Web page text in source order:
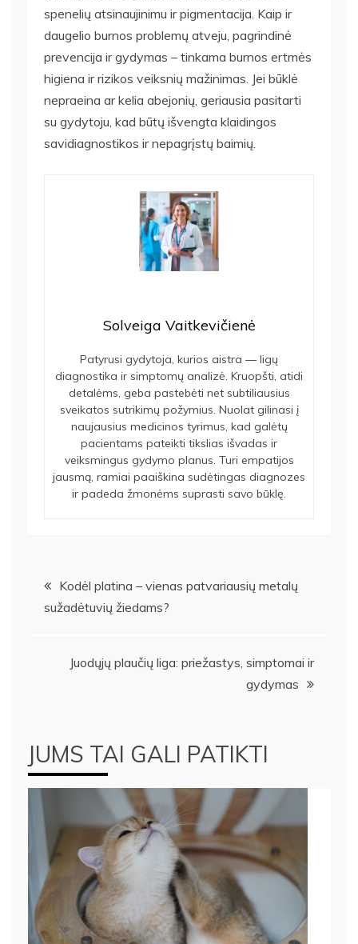
spenelių atsinaujinimu ir pigmentacija. Kaip ir
daugelio burnos problemų atveju, pagrindinė
prevencija ir gydymas – tinkama burnos ertmės
higiena ir rizikos veiksnių mažinimas. Jei būklė
nepraeina ar kelia abejonių, geriausia pasitarti
su gydytoju, kad būtų išvengta klaidingos
savidiagnostikos ir nepagrįstų baimių.
Solveiga Vaitkevičienė
Patyrusi gydytoja, kurios aistra — ligų
diagnostika ir simptomų analizė. Kruopšti, atidi
detalėms, geba pastebėti net subtiliausius
sveikatos sutrikimų požymius. Nuolat gilinasi į
naujausius medicinos tyrimus, kad galėtų
pacientams pateikti tikslias išvadas ir
veiksmingus gydymo planus. Turi empatijos
jausmą, ramiai paaiškina sudėtingas diagnozes
ir padeda žmonėms suprasti savo būklę.
Navigacija
tarp
įrašų
Kodėl platina – vienas patvariausių metalų
sužadėtuvių žiedams?
Juodųjų plaučių liga: priežastys, simptomai ir
gydymas
JUMS TAI GALI PATIKTI